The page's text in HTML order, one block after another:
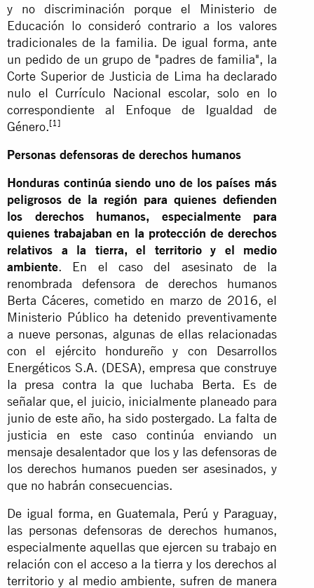
y no discriminación porque el Ministerio de
Educación lo consideró contrario a los valores
tradicionales de la familia. De igual forma, ante
un pedido de un grupo de "padres de familia", la
Corte Superior de Justicia de Lima ha declarado
nulo el Currículo Nacional escolar, solo en lo
correspondiente al Enfoque de Igualdad de
Género.[1]
Personas defensoras de derechos humanos
Honduras continúa siendo uno de los países más
peligrosos de la región para quienes defienden
los derechos humanos, especialmente para
quienes trabajaban en la protección de derechos
relativos a la tierra, el territorio y el medio
ambiente. En el caso del asesinato de la
renombrada defensora de derechos humanos
Berta Cáceres, cometido en marzo de 2016, el
Ministerio Público ha detenido preventivamente
a nueve personas, algunas de ellas relacionadas
con el ejército hondureño y con Desarrollos
Energéticos S.A. (DESA), empresa que construye
la presa contra la que luchaba Berta. Es de
señalar que, el juicio, inicialmente planeado para
junio de este año, ha sido postergado. La falta de
justicia en este caso continúa enviando un
mensaje desalentador que los y las defensoras de
los derechos humanos pueden ser asesinados, y
que no habrán consecuencias.
De igual forma, en Guatemala, Perú y Paraguay,
las personas defensoras de derechos humanos,
especialmente aquellas que ejercen su trabajo en
relación con el acceso a la tierra y los derechos al
territorio y al medio ambiente, sufren de manera